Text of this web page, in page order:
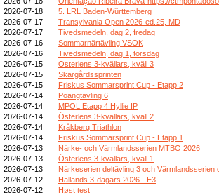
2026-07-18
5. LRL Baden-Württemberg
2026-07-17
Transylvania Open 2026-ed.25, MD
2026-07-17
Tivedsmedeln, dag 2, fredag
2026-07-16
Sommarnärtävling VSOK
2026-07-16
Tivedsmedeln, dag 1, torsdag
2026-07-15
Österlens 3-kvällars, kväll 3
2026-07-15
Skärgårdssprinten
2026-07-15
Friskus Sommarsprint Cup - Etapp 2
2026-07-14
Poängtävling 6
2026-07-14
MPOL Etapp 4 Hyllie IP
2026-07-14
Österlens 3-kvällars, kväll 2
2026-07-14
Kråkberg Triathlon
2026-07-14
Friskus Sommarsprint Cup - Etapp 1
2026-07-13
Närke- och Värmlandsserien MTBO 2026
2026-07-13
Österlens 3-kvällars, kväll 1
2026-07-13
Närkeserien deltävling 3 och Värmlandsserien
2026-07-12
Hallands 3-dagars 2026 - E3
2026-07-12
Høst test